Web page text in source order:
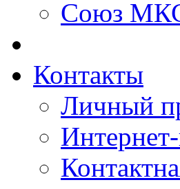
Союз
Контакты
Личный